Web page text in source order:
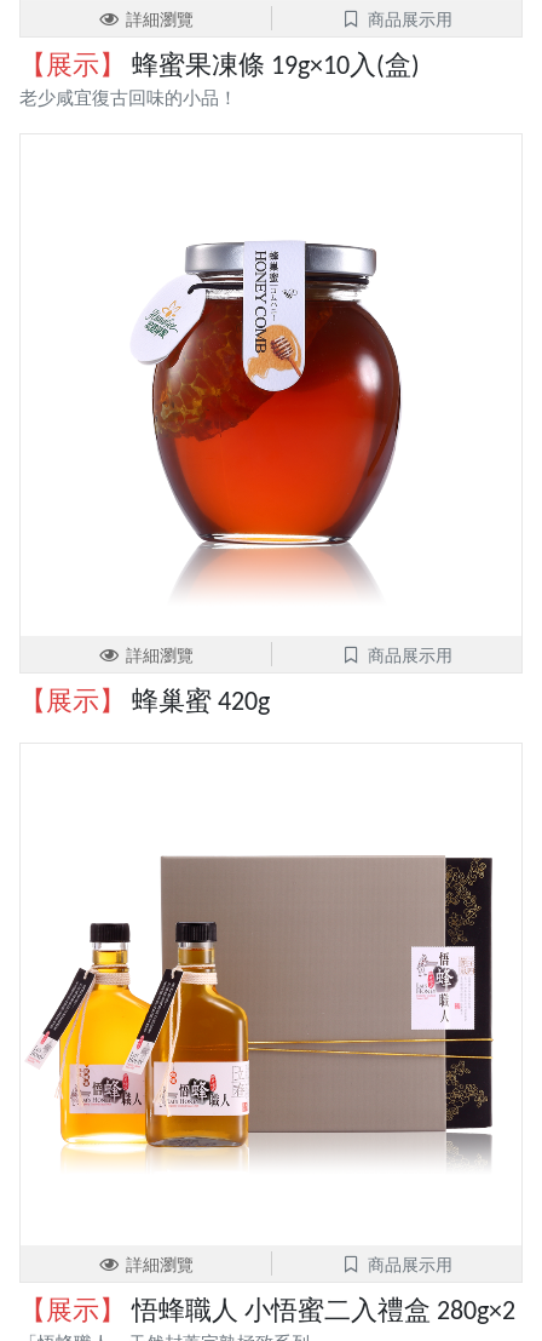
詳細瀏覽 商品展示用
【展示】 蜂蜜果凍條 19g×10入(盒)
老少咸宜復古回味的小品！
詳細瀏覽 商品展示用
【展示】 蜂巢蜜 420g
詳細瀏覽 商品展示用
【展示】 悟蜂職人 小悟蜜二入禮盒 280g×2